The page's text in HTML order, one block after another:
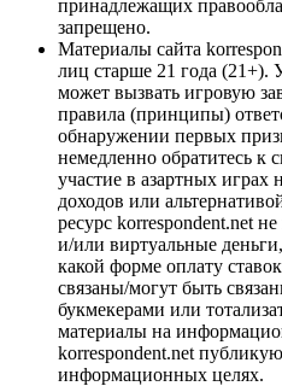
принадлежащих
запрещено.
Материалы сайта
лиц старше 21 года (21+).
может вызвать игровую
правила (принципы)
обнаружении первых
немедленно обратитесь к
участие в азартных играх
доходов или
ресурс korrespondent.net
и/или виртуальные
какой форме оплату
связаны/могут быть
букмекерами или
материалы на
korrespondent.net
информационных целях.